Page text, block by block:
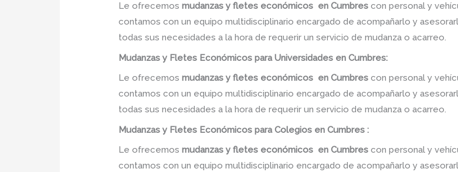
Le ofrecemosmudanzas y fletes económicos en Cumbres con personal y
contamos con un equipo multidisciplinario encargado de acompañarlo y
todas sus necesidades a la hora de requerir un servicio de mudanza o acarreo.
Mudanzas y Fletes Económicos para Universidades en Cumbres:
Le ofrecemosmudanzas y fletes económicos en Cumbres con personal y
contamos con un equipo multidisciplinario encargado de acompañarlo y
todas sus necesidades a la hora de requerir un servicio de mudanza o acarreo.
Mudanzas y Fletes Económicos para Colegios en Cumbres :
Le ofrecemosmudanzas y fletes económicos en Cumbres con personal y
contamos con un equipo multidisciplinario encargado de acompañarlo y